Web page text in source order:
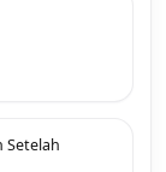
Setelah